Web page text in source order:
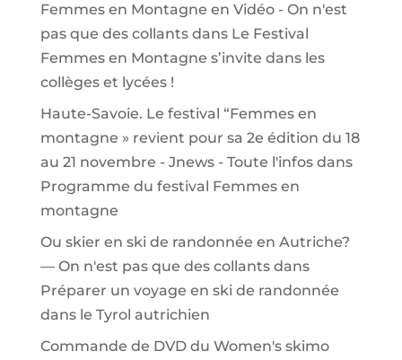
Femmes en Montagne en Vidéo - On n'est
pas que des collantsdans Le Festival
Femmes en Montagne s’invite dans les
collèges et lycées !
Haute-Savoie. Le festival “Femmes en
montagne » revient pour sa 2e édition du 18
au 21 novembre - Jnews - Toute l'infosdans
Programme du festival Femmes en
montagne
Ou skier en ski de randonnée en Autriche?
— On n'est pas que des collantsdans
Préparer un voyage en ski de randonnée
dans le Tyrol autrichien
Commande de DVD du Women's skimo